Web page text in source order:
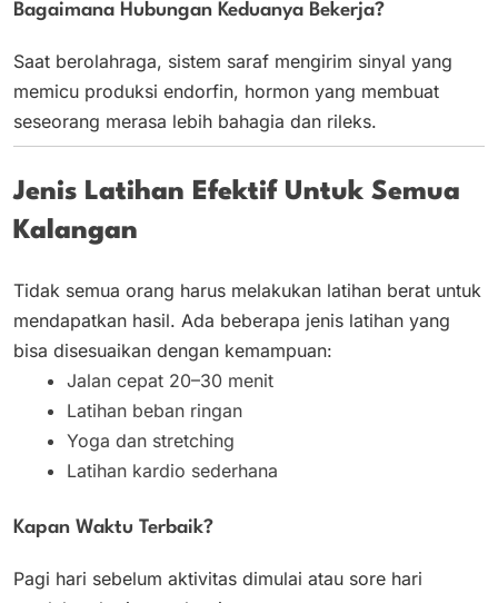
Bagaimana Hubungan Keduanya Bekerja?
Saat berolahraga, sistem saraf mengirim sinyal yang
memicu produksi endorfin, hormon yang membuat
seseorang merasa lebih bahagia dan rileks.
Jenis Latihan Efektif Untuk Semua
Kalangan
Tidak semua orang harus melakukan latihan berat untuk
mendapatkan hasil. Ada beberapa jenis latihan yang
bisa disesuaikan dengan kemampuan:
Jalan cepat 20–30 menit
Latihan beban ringan
Yoga dan stretching
Latihan kardio sederhana
Kapan Waktu Terbaik?
Pagi hari sebelum aktivitas dimulai atau sore hari